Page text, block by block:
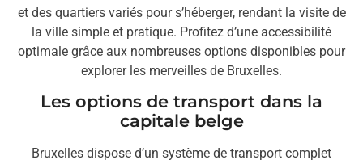
et des quartiers variés pour s’héberger, rendant la visite de
la ville simple et pratique. Profitez d’une accessibilité
optimale grâce aux nombreuses options disponibles pour
explorer les merveilles de Bruxelles.
Les options de transport dans la
capitale belge
Bruxelles dispose d’un système de transport complet